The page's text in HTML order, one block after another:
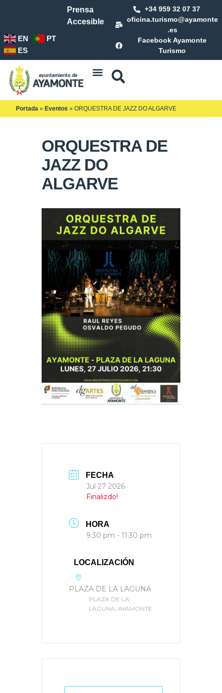
Prensa
Accesible
+34 959 32 07 37
oficina.turismo@ayamonte
.es
Facebook Ayamonte
Turismo
EN
PT
ES
Portada » Eventos » ORQUESTRA DE JAZZ DO ALGARVE
ORQUESTRA DE
JAZZ DO
ALGARVE
FECHA
Jul 27 2026
Finalizdo!
HORA
9:30 pm - 11:30 pm
LOCALIZACIÓN
PLAZA DE LA LAGUNA
PLAZA DE LA
LAGUNA, AYAMONTE